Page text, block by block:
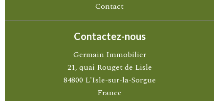
Contact
Contactez-nous
Germain Immobilier
21, quai Rouget de Lisle
84800 L'Isle-sur-la-Sorgue
France